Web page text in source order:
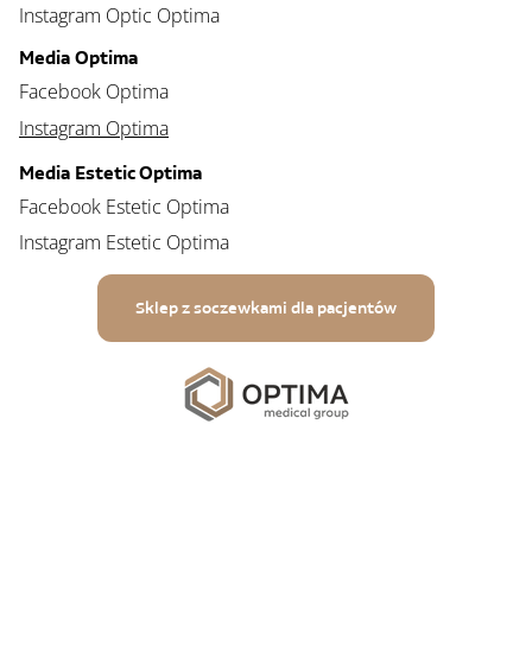
Media Optima
Facebook Optima
Instagram Optima
Instagram Optic Optima
Media Estetic Optima
Facebook Estetic Optima
Instagram Estetic Optima
Sklep z soczewkami dla pacjentów